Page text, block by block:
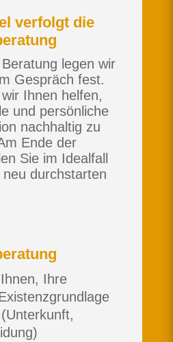
verfolgt die
legen wir
Gespräch fest.
Ihnen helfen,
und persönliche
nachhaltig zu
Ende der
Sie im Idealfall
durchstarten
Ihre